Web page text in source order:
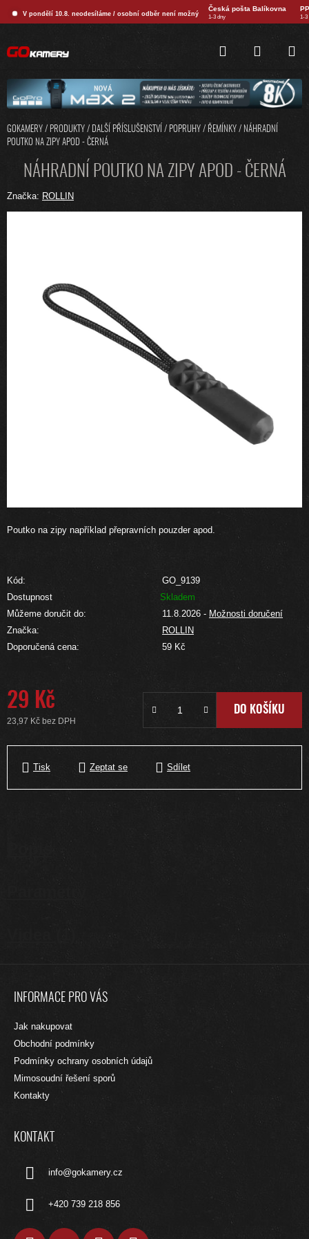
V pondělí 10.8. neodesíláme / osobní odběr není možný
Česká pošta Balíkovna
1-3 dny 1-3
HLEDAT NÁKUPNÍ
KOŠÍK
GOKAMERY / PRODUKTY / DALŠÍ PŘÍSLUŠENSTVÍ / POPRUHY / ŘEMÍNKY / NÁHRADNÍ
POUTKO NA ZIPY APOD - ČERNÁ
Poutko na zipy například přepravních pouzder apod.
Kód:
GO_9139
Dostupnost
Skladem
Můžeme doručit do:
11.8.2026 - Možnosti doručení
Značka:
ROLLIN
Doporučená cena:
59 Kč
29 Kč
23,97 Kč bez DPH
DO KOŠÍKU
Tisk Zeptat se Sdílet
NÁHRADNÍ POUTKO NA ZIPY APOD - ČERNÁ
Značka: ROLLIN
INFORMACE PRO VÁS
Jak nakupovat
Obchodní podmínky
Podmínky ochrany osobních údajů
Mimosoudní řešení sporů
Kontakty
KONTAKT
info@gokamery.cz
+420 739 218 856